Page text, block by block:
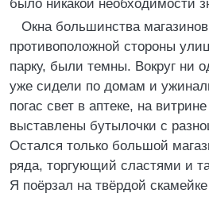
было никакой необходимости
Окна большинства
противоположной стороны
парку, были темны. Вокруг ни
уже сидели по домам и
погас свет в аптеке, на
выставлены бутылочки с
Остался только большой
ряда, торгующий сластями и
Я поёрзал на твёрдой